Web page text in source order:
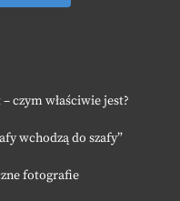
czym właściwie jest?
wchodzą do szafy”
fotografie